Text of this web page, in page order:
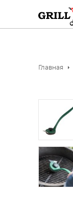
Главная